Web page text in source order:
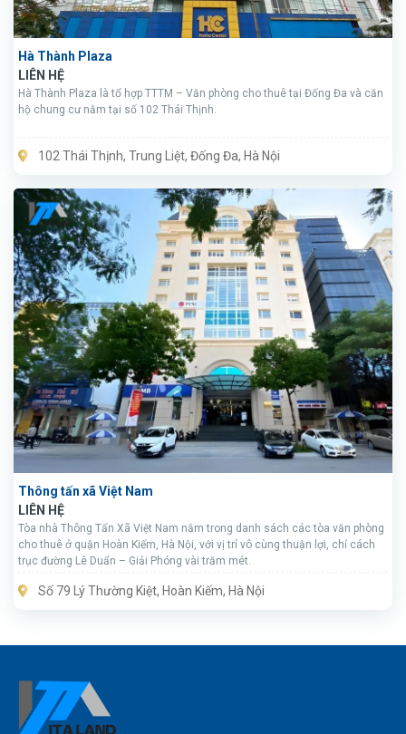
Hà Thành Plaza
LIÊN HỆ
Hà Thành Plaza là tổ hợp TTTM – Văn phòng cho thuê tại Đống Đa và căn
hộ chung cư nằm tại số 102 Thái Thịnh.
102 Thái Thịnh, Trung Liệt, Đống Đa, Hà Nội
Thông tấn xã Việt Nam
LIÊN HỆ
Tòa nhà Thông Tấn Xã Việt Nam nằm trong danh sách các tòa văn phòng
cho thuê ở quận Hoàn Kiếm, Hà Nội, với vị trí vô cùng thuận lợi, chỉ cách
trục đường Lê Duẩn – Giải Phóng vài trăm mét.
Số 79 Lý Thường Kiệt, Hoàn Kiếm, Hà Nội